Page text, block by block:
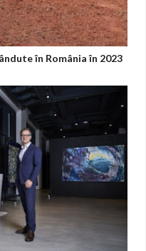
în România în 2023